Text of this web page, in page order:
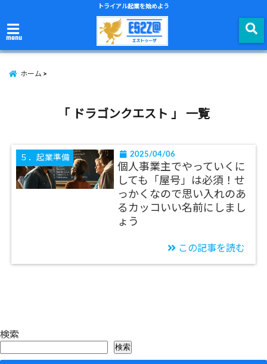
トライアル起業を始めよう
menu
ホーム
「 ドラゴンクエスト 」 一覧
５．起業準備 2025/04/06
個人事業主でやっていくに
しても「屋号」は必須！せ
っかくなので思い入れのあ
るカッコいい名前にしまし
ょう
この記事を読む
検索
検索